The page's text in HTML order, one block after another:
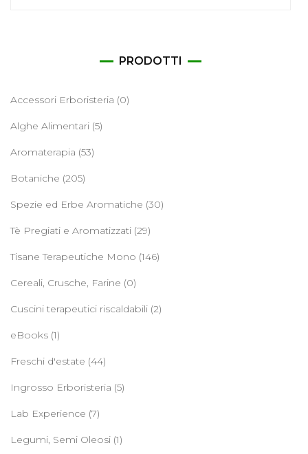
PRODOTTI
Accessori Erboristeria (0)
Alghe Alimentari (5)
Aromaterapia (53)
Botaniche (205)
Spezie ed Erbe Aromatiche (30)
Tè Pregiati e Aromatizzati (29)
Tisane Terapeutiche Mono (146)
Cereali, Crusche, Farine (0)
Cuscini terapeutici riscaldabili (2)
eBooks (1)
Freschi d'estate (44)
Ingrosso Erboristeria (5)
Lab Experience (7)
Legumi, Semi Oleosi (1)